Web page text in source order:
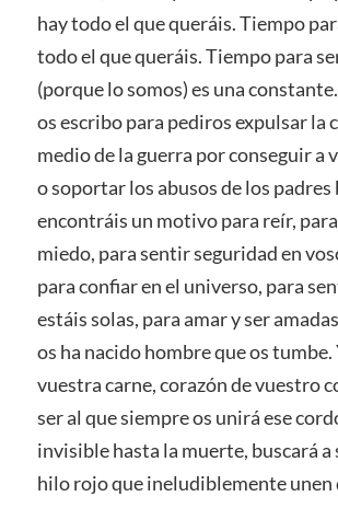
hay todo el que queráis. Tiempo
todo el que queráis. Tiempo para
(porque lo somos) es una
os escribo para pediros expulsar la
medio de la guerra por conseguir a
o soportar los abusos de los
encontráis un motivo para reír,
miedo, para sentir seguridad en
para confiar en el universo, para
estáis solas, para amar y ser
os ha nacido hombre que os tumbe.
vuestra carne, corazón de vuestro
ser al que siempre os unirá ese
invisible hasta la muerte, buscará a
hilo rojo que ineludiblemente unen